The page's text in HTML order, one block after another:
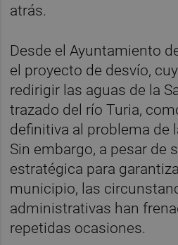
atrás.
Desde el Ayuntamiento
el proyecto de desvío,
redirigir las aguas de la
trazado del río Turia,
definitiva al problema de
Sin embargo, a pesar de
estratégica para
municipio, las
administrativas han
repetidas ocasiones.